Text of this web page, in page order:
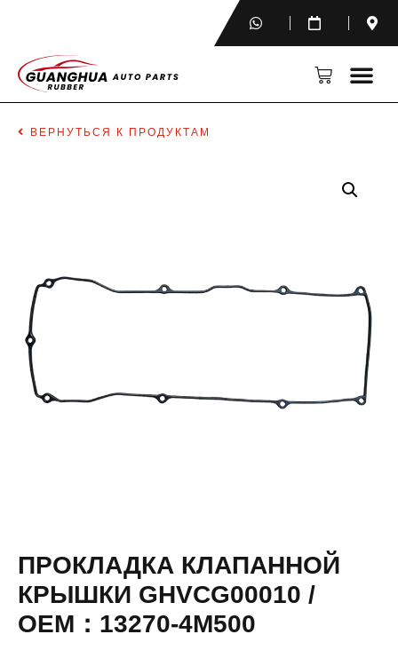
ВЕРНУТЬСЯ К ПРОДУКТАМ
ПРОКЛАДКА КЛАПАННОЙ
КРЫШКИ GHVCG00010 /
OEM：13270-4M500